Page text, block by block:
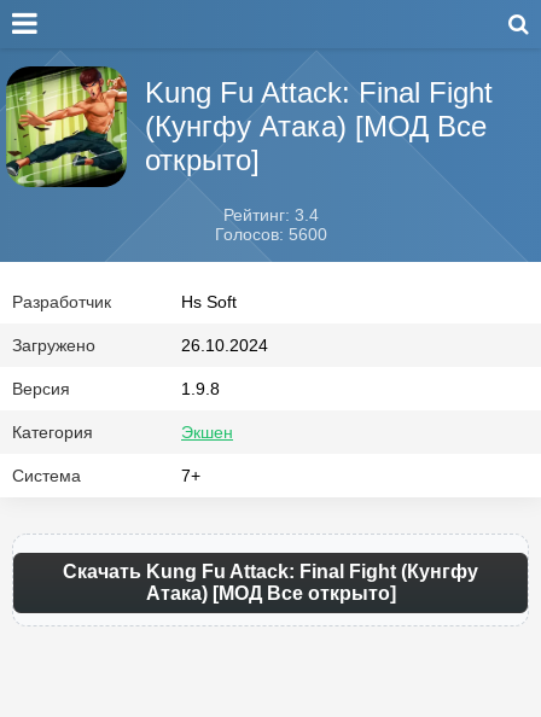
Kung Fu Attack: Final Fight
(Кунгфу Атака) [МОД Все
открыто]
Рейтинг: 3.4
Голосов: 5600
Разработчик Hs Soft
Загружено 26.10.2024
Версия 1.9.8
Категория Экшен
Система 7+
Скачать Kung Fu Attack: Final Fight (Кунгфу
Атака) [МОД Все открыто]